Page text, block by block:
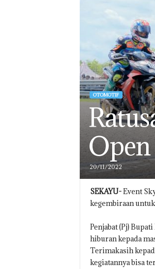
OTOMOTIF
20/11/2022
SEKAYU-Event
kegembiraan
Penjabat (Pj)
hiburan kepada
Terimakasih
kegiatannya bisa